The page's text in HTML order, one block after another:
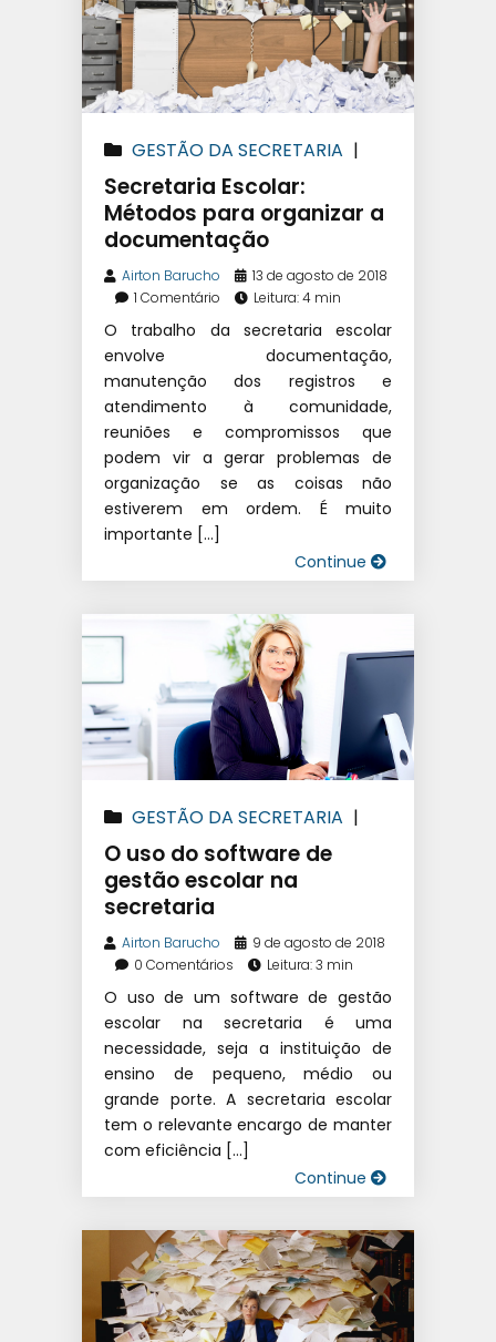
GESTÃO DA SECRETARIA |
SISTEMA DE GESTÃO
EDUCACIONAL |SOFTWARE
ESCOLAR
Secretaria Escolar:
Métodos para organizar a
documentação
Airton Barucho
13 de agosto de 2018
1 Comentário
Leitura: 4 min
O trabalho da secretaria escolar
envolve documentação,
manutenção dos registros e
atendimento à comunidade,
reuniões e compromissos que
podem vir a gerar problemas de
organização se as coisas não
estiverem em ordem. É muito
importante […]
Continue
GESTÃO DA SECRETARIA |
SOFTWARE ESCOLAR
O uso do software de
gestão escolar na
secretaria
Airton Barucho
9 de agosto de 2018
0 Comentários
Leitura: 3 min
O uso de um software de gestão
escolar na secretaria é uma
necessidade, seja a instituição de
ensino de pequeno, médio ou
grande porte. A secretaria escolar
tem o relevante encargo de manter
com eficiência […]
Continue